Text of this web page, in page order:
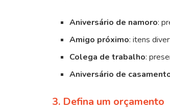
Aniversário de namoro:
Amigo próximo: itens
Colega de trabalho:
Aniversário de
3. Defina um orçamento